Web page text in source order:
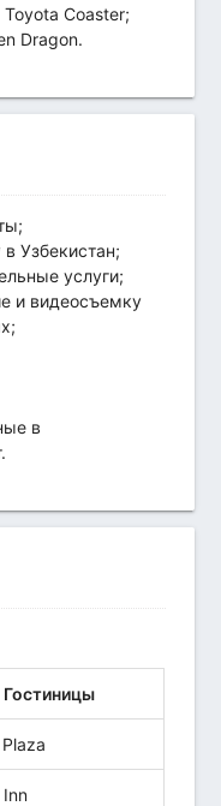
Coaster;
Dragon.
Узбекистан;
услуги;
и видеосъемку
в
Гостиницы